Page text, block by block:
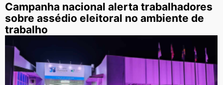
Campanha nacional alerta trabalhadores
sobre assédio eleitoral no ambiente de
trabalho